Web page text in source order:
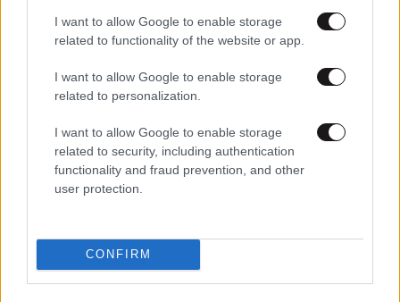
I want to allow Google to enable storage
related to functionality of the website or app.
I want to allow Google to enable storage
related to personalization.
I want to allow Google to enable storage
related to security, including authentication
functionality and fraud prevention, and other
user protection.
CONFIRM